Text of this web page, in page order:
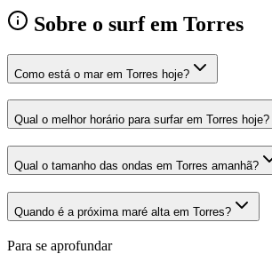
Sobre o surf em Torres
Como está o mar em Torres hoje?
Qual o melhor horário para surfar em Torres hoje?
Qual o tamanho das ondas em Torres amanhã?
Quando é a próxima maré alta em Torres?
Para se aprofundar